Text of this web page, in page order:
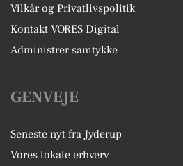
Vilkår og Privatlivspolitik
Kontakt VORES Digital
Administrer samtykke
GENVEJE
Seneste nyt fra Jyderup
Vores lokale erhverv